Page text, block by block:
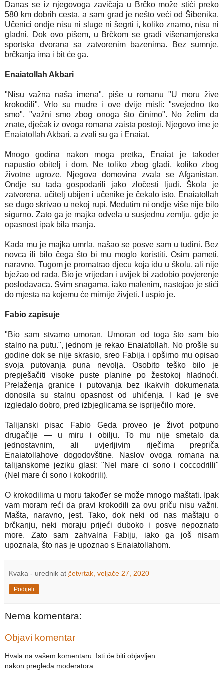
Danas se iz njegovoga zavičaja u Brčko može stići preko
580 km dobrih cesta, a sam grad je nešto veći od Šibenika.
Učenici ondje nisu ni sluge ni šegrti i, koliko znamo, nisu ni
gladni. Dok ovo pišem, u Brčkom se gradi višenamjenska
sportska dvorana sa zatvorenim bazenima. Bez sumnje,
brčkanja ima i bit će ga.
Enaiatollah Akbari
"Nisu važna naša imena", piše u romanu "U moru žive
krokodili". Vrlo su mudre i ove dvije misli: "svejedno tko
smo", "važni smo zbog onoga što činimo". No želim da
znate, dječak iz ovoga romana zaista postoji. Njegovo ime je
Enaiatollah Akbari, a zvali su ga i Enaiat.
Mnogo godina nakon moga pretka, Enaiat je također
napustio obitelj i dom. Ne toliko zbog gladi, koliko zbog
životne ugroze. Njegova domovina zvala se Afganistan.
Ondje su tada gospodarili jako zločesti ljudi. Škola je
zatvorena, učitelj ubijen i učenike je čekalo isto. Enaiatollah
se dugo skrivao u nekoj rupi. Međutim ni ondje više nije bilo
sigurno. Zato ga je majka odvela u susjednu zemlju, gdje je
opasnost ipak bila manja.
Kada mu je majka umrla, našao se posve sam u tuđini. Bez
novca ili bilo čega što bi mu moglo koristiti. Osim pameti,
naravno. Tugom je promatrao djecu koja idu u školu, ali nije
bježao od rada. Bio je vrijedan i uvijek bi zadobio povjerenje
poslodavaca. Svim snagama, iako malenim, nastojao je stići
do mjesta na kojemu će mirnije živjeti. I uspio je.
Fabio zapisuje
"Bio sam stvarno umoran. Umoran od toga što sam bio
stalno na putu.", jednom je rekao Enaiatollah. No prošle su
godine dok se nije skrasio, sreo Fabija i opširno mu opisao
svoja putovanja puna nevolja. Osobito teško bilo je
prepješačiti visoke puste planine po žestokoj hladnoći.
Prelaženja granice i putovanja bez ikakvih dokumenata
donosila su stalnu opasnost od uhićenja. I kad je sve
izgledalo dobro, pred izbjeglicama se ispriječilo more.
Talijanski pisac Fabio Geda proveo je život potpuno
drugačije — u miru i obilju. To mu nije smetalo da
jednostavnim, ali uvjerljivim riječima prepriča
Enaiatollahove dogodovštine. Naslov ovoga romana na
talijanskome jeziku glasi: "Nel mare ci sono i coccodrilli"
(Nel mare ći sono i kokodrili).
O krokodilima u moru također se može mnogo maštati. Ipak
vam moram reći da pravi krokodili za ovu priču nisu važni.
Mašta, naravno, jest. Tako, dok neki od nas maštaju o
brčkanju, neki moraju prijeći duboko i posve nepoznato
more. Zato sam zahvalna Fabiju, iako ga još nisam
upoznala, što nas je upoznao s Enaiatollahom.
Kvaka - urednik at četvrtak, veljače 27, 2020
Podijeli
Nema komentara:
Objavi komentar
Hvala na vašem komentaru. Isti će biti objavljen
nakon pregleda moderatora.